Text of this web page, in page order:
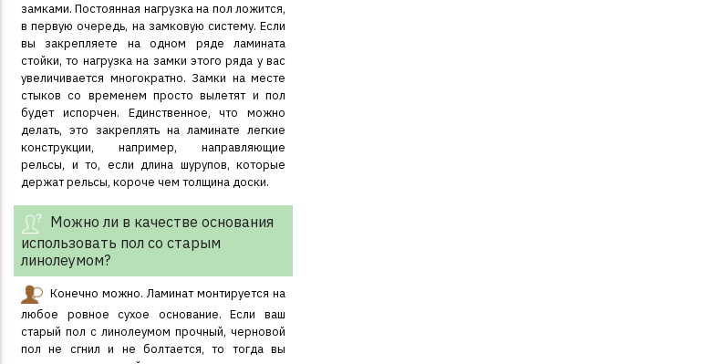
замками. Постоянная нагрузка на пол ложится,
в первую очередь, на замковую систему. Если
вы закрепляете на одном ряде ламината
стойки, то нагрузка на замки этого ряда у вас
увеличивается многократно. Замки на месте
стыков со временем просто вылетят и пол
будет испорчен. Единственное, что можно
делать, это закреплять на ламинате легкие
конструкции, например, направляющие
рельсы, и то, если длина шурупов, которые
держат рельсы, короче чем толщина доски.
Можно ли в качестве основания
использовать пол со старым
линолеумом?
Конечно можно. Ламинат монтируется на
любое ровное сухое основание. Если ваш
старый пол с линолеумом прочный, черновой
пол не сгнил и не болтается, то тогда вы